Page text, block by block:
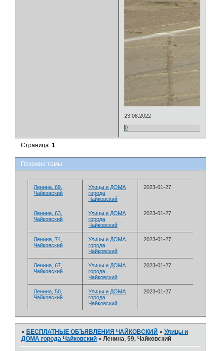
23.08.2022
0
Страница:1
Похожие темы
Ленина, 69,
Чайковский
­Улицы и ДОМА
города
Чайковский
2023-01-27
Ленина, 63,
Чайковский
­Улицы и ДОМА
города
Чайковский
2023-01-27
Ленина, 74,
Чайковский
­Улицы и ДОМА
города
Чайковский
2023-01-27
Ленина, 67,
Чайковский
­Улицы и ДОМА
города
Чайковский
2023-01-27
Ленина, 50,
Чайковский
­Улицы и ДОМА
города
Чайковский
2023-01-27
»БЕСПЛАТНЫЕ ОБЪЯВЛЕНИЯ ЧАЙКОВСКИЙ »­Улицы и
ДОМА города Чайковский »Ленина, 59, Чайковский